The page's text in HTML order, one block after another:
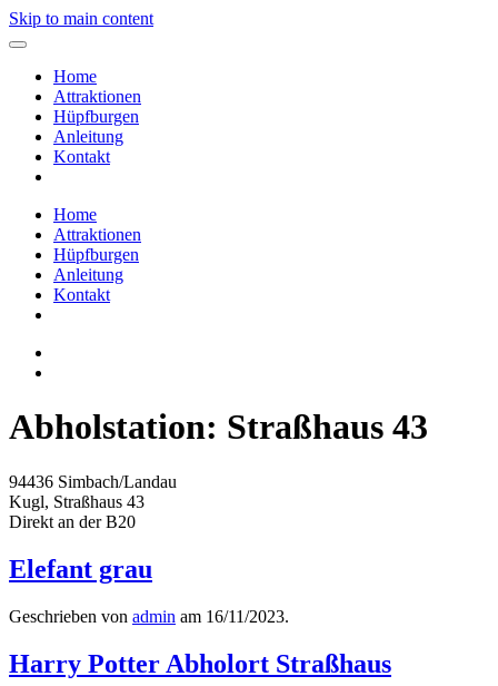
Skip to main content
Home
Attraktionen
Hüpfburgen
Anleitung
Kontakt
Home
Attraktionen
Hüpfburgen
Anleitung
Kontakt
Abholstation: Straßhaus 43
94436 Simbach/Landau
Kugl, Straßhaus 43
Direkt an der B20
Elefant grau
Geschrieben von admin am 16/11/2023.
Harry Potter Abholort Straßhaus